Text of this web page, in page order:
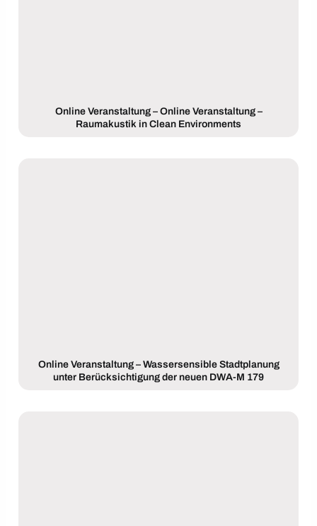
Online Veranstaltung – Online Veranstaltung –
Raumakustik in Clean Environments
Online Veranstaltung – Wassersensible Stadtplanung
unter Berücksichtigung der neuen DWA-M 179